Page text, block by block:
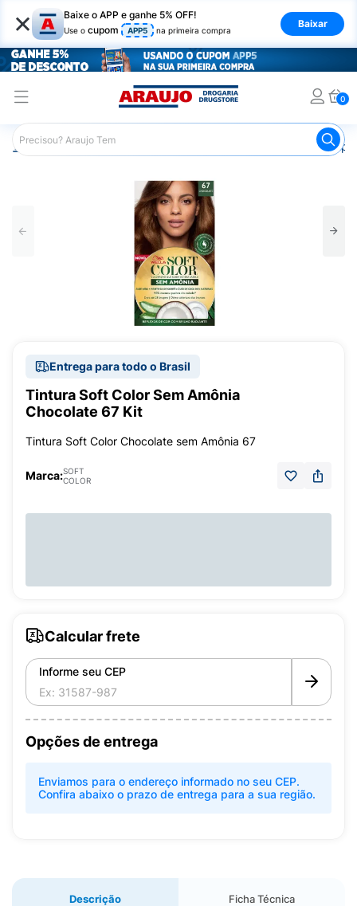
× Baixe o APP e ganhe 5% OFF!
Use o cupom APP5 na primeira compra
Baixar
0
Araujo Cabelo Coloração
Entrega para todo o Brasil
Tintura Soft Color Sem Amônia
Chocolate 67 Kit
Tintura Soft Color Chocolate sem Amônia 67
Marca:SOFT
COLOR
Calcular frete
Informe seu CEP
Opções de entrega
Enviamos para o endereço informado no seu CEP.
Confira abaixo o prazo de entrega para a sua região.
Descrição Ficha Técnica